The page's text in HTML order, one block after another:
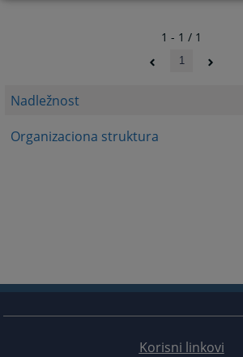
Nadležnost
Organizaciona struktura
1 - 1 / 1
1
Korisni linkovi